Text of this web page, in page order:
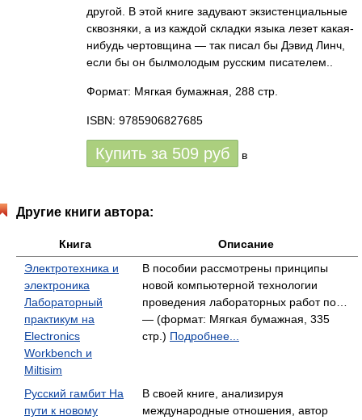
другой. В этой книге задувают экзистенциальные
сквозняки, а из каждой складки языка лезет какая-
нибудь чертовщина — так писал бы Дэвид Линч,
если бы он былмолодым русским писателем..
Формат: Мягкая бумажная, 288 стр.
ISBN: 9785906827685
Купить за 509 руб в
Другие книги автора:
Книга
Описание
Электротехника и
электроника
Лабораторный
практикум на
Electronics
Workbench и
Miltisim
В пособии рассмотрены принципы
новой компьютерной технологии
проведения лабораторных работ по…
— (формат: Мягкая бумажная, 335
стр.) Подробнее...
Русский гамбит На
пути к новому
В своей книге, анализируя
международные отношения, автор